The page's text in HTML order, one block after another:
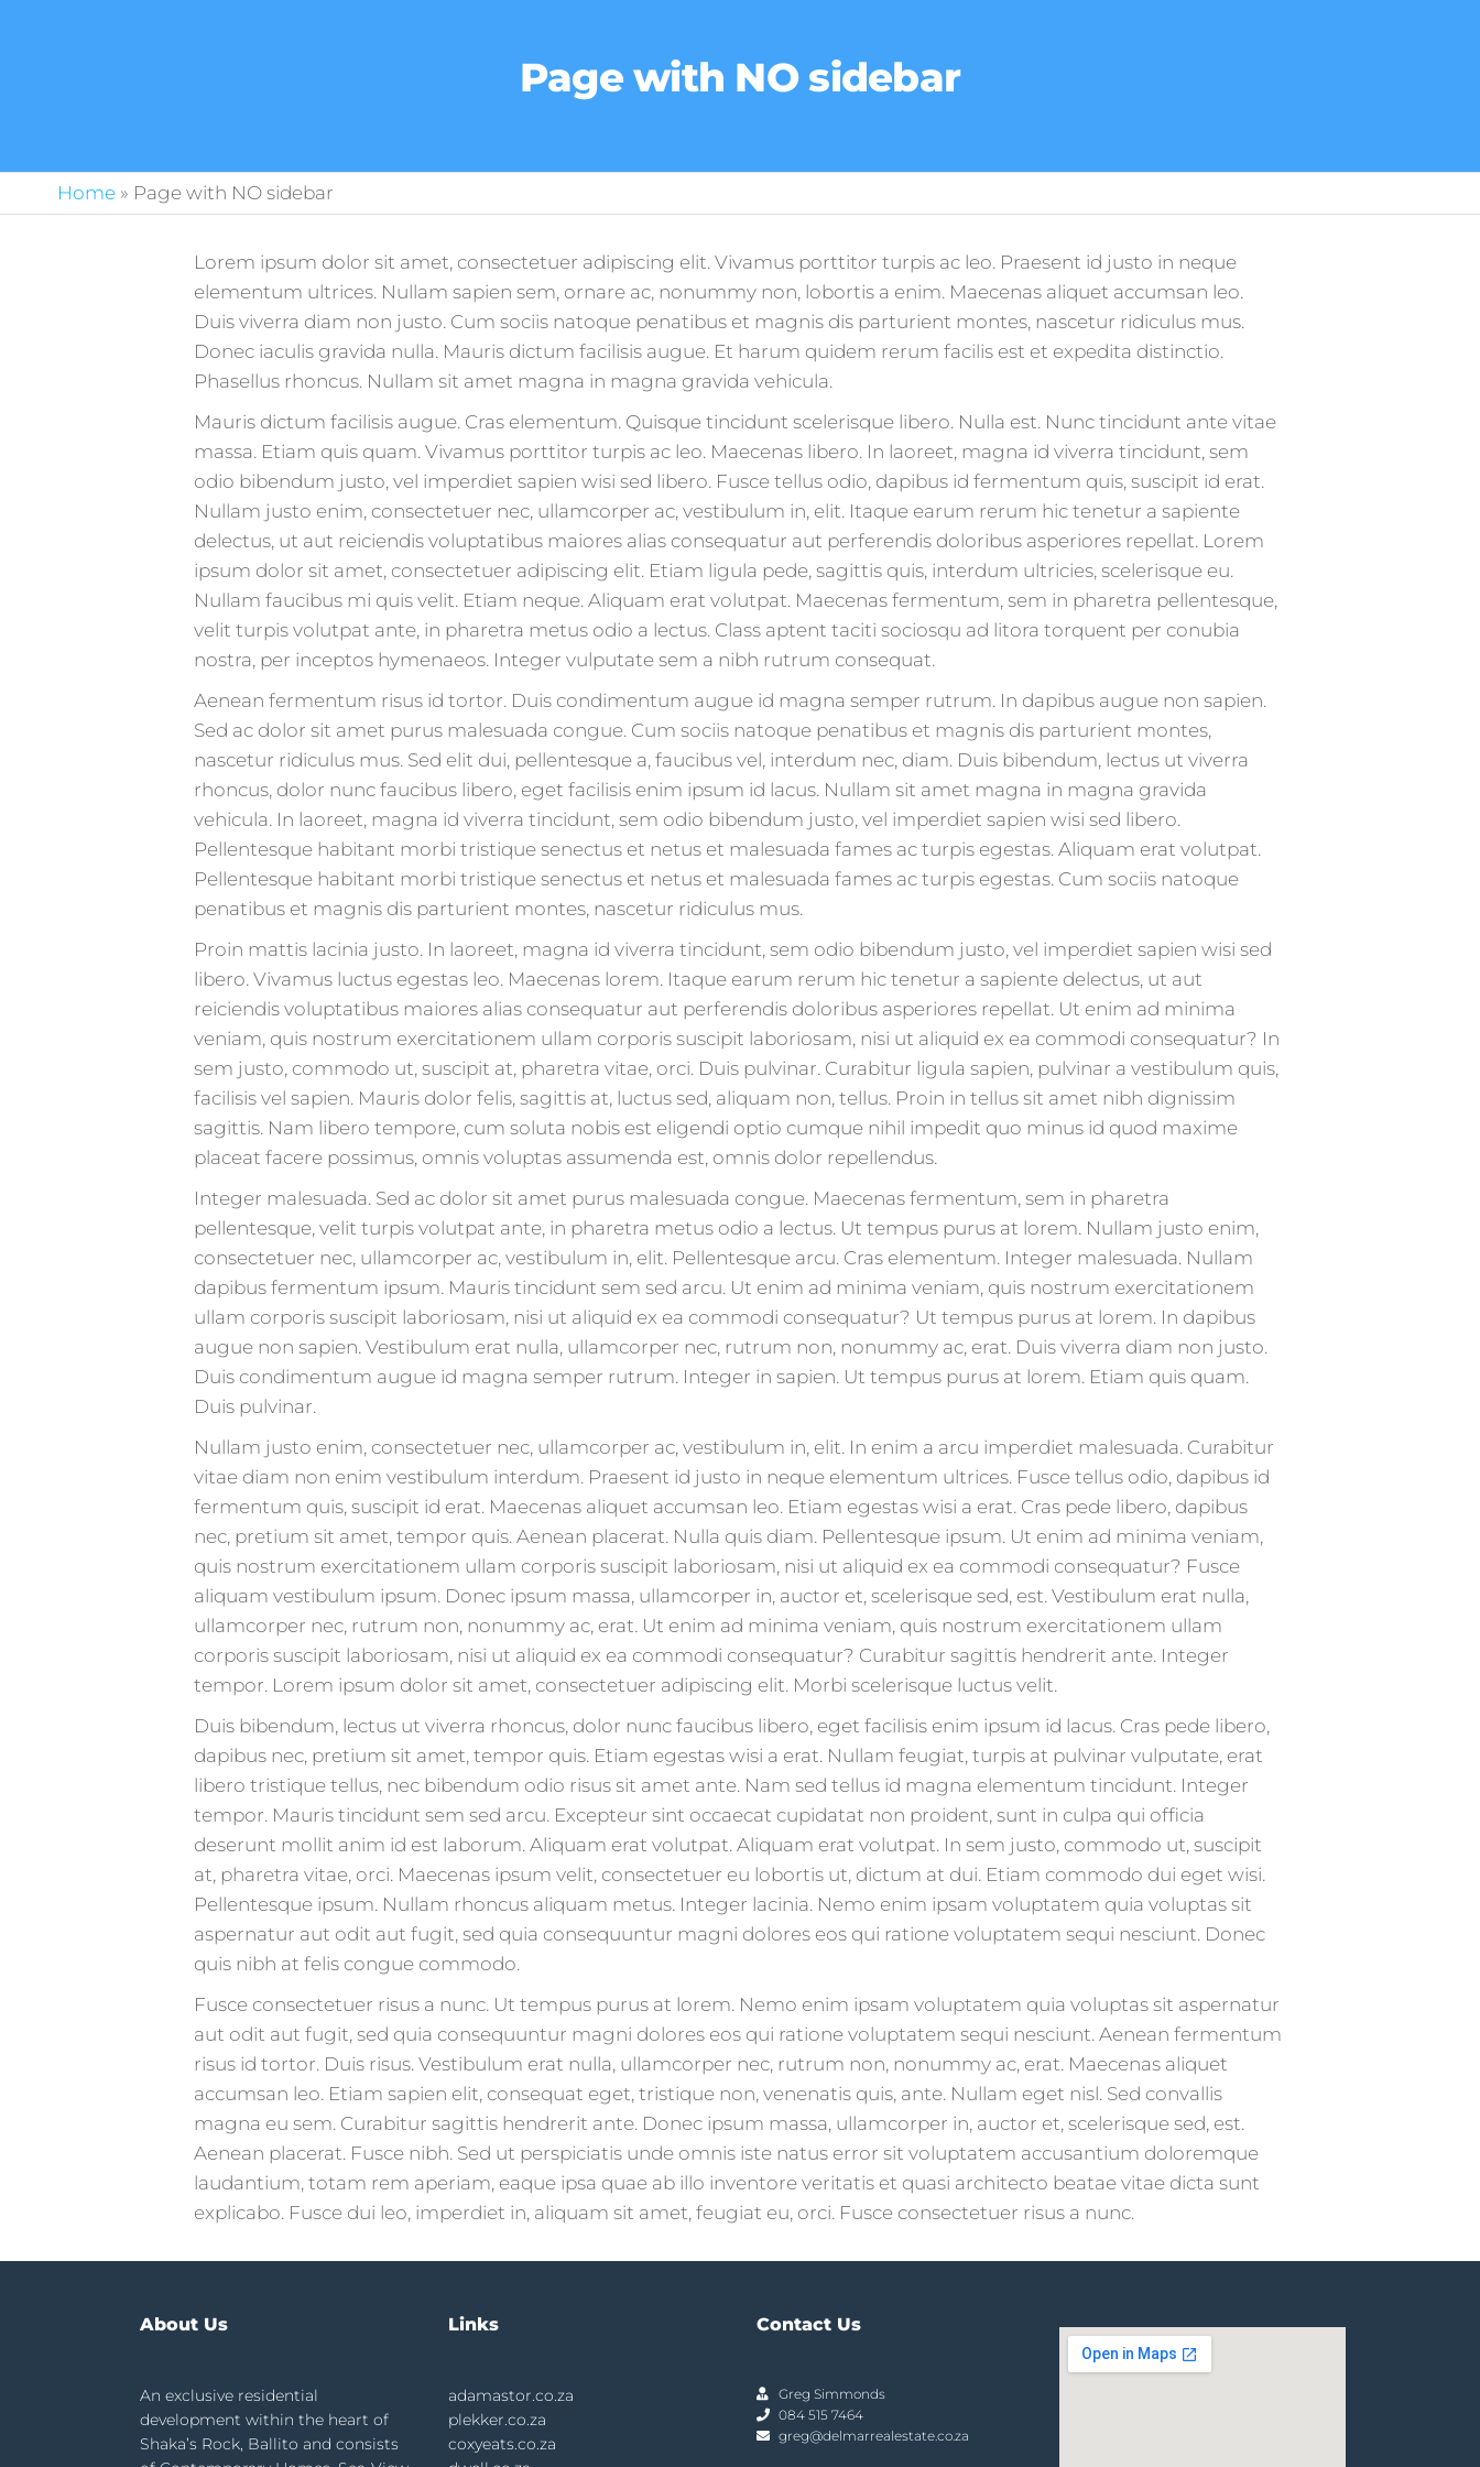
Page with NO sidebar
Home » Page with NO sidebar
Lorem ipsum dolor sit amet, consectetuer adipiscing elit. Vivamus porttitor turpis ac leo. Praesent id justo in neque
elementum ultrices. Nullam sapien sem, ornare ac, nonummy non, lobortis a enim. Maecenas aliquet accumsan leo.
Duis viverra diam non justo. Cum sociis natoque penatibus et magnis dis parturient montes, nascetur ridiculus mus.
Donec iaculis gravida nulla. Mauris dictum facilisis augue. Et harum quidem rerum facilis est et expedita distinctio.
Phasellus rhoncus. Nullam sit amet magna in magna gravida vehicula.
Mauris dictum facilisis augue. Cras elementum. Quisque tincidunt scelerisque libero. Nulla est. Nunc tincidunt ante vitae
massa. Etiam quis quam. Vivamus porttitor turpis ac leo. Maecenas libero. In laoreet, magna id viverra tincidunt, sem
odio bibendum justo, vel imperdiet sapien wisi sed libero. Fusce tellus odio, dapibus id fermentum quis, suscipit id erat.
Nullam justo enim, consectetuer nec, ullamcorper ac, vestibulum in, elit. Itaque earum rerum hic tenetur a sapiente
delectus, ut aut reiciendis voluptatibus maiores alias consequatur aut perferendis doloribus asperiores repellat. Lorem
ipsum dolor sit amet, consectetuer adipiscing elit. Etiam ligula pede, sagittis quis, interdum ultricies, scelerisque eu.
Nullam faucibus mi quis velit. Etiam neque. Aliquam erat volutpat. Maecenas fermentum, sem in pharetra pellentesque,
velit turpis volutpat ante, in pharetra metus odio a lectus. Class aptent taciti sociosqu ad litora torquent per conubia
nostra, per inceptos hymenaeos. Integer vulputate sem a nibh rutrum consequat.
Aenean fermentum risus id tortor. Duis condimentum augue id magna semper rutrum. In dapibus augue non sapien.
Sed ac dolor sit amet purus malesuada congue. Cum sociis natoque penatibus et magnis dis parturient montes,
nascetur ridiculus mus. Sed elit dui, pellentesque a, faucibus vel, interdum nec, diam. Duis bibendum, lectus ut viverra
rhoncus, dolor nunc faucibus libero, eget facilisis enim ipsum id lacus. Nullam sit amet magna in magna gravida
vehicula. In laoreet, magna id viverra tincidunt, sem odio bibendum justo, vel imperdiet sapien wisi sed libero.
Pellentesque habitant morbi tristique senectus et netus et malesuada fames ac turpis egestas. Aliquam erat volutpat.
Pellentesque habitant morbi tristique senectus et netus et malesuada fames ac turpis egestas. Cum sociis natoque
penatibus et magnis dis parturient montes, nascetur ridiculus mus.
Proin mattis lacinia justo. In laoreet, magna id viverra tincidunt, sem odio bibendum justo, vel imperdiet sapien wisi sed
libero. Vivamus luctus egestas leo. Maecenas lorem. Itaque earum rerum hic tenetur a sapiente delectus, ut aut
reiciendis voluptatibus maiores alias consequatur aut perferendis doloribus asperiores repellat. Ut enim ad minima
veniam, quis nostrum exercitationem ullam corporis suscipit laboriosam, nisi ut aliquid ex ea commodi consequatur? In
sem justo, commodo ut, suscipit at, pharetra vitae, orci. Duis pulvinar. Curabitur ligula sapien, pulvinar a vestibulum quis,
facilisis vel sapien. Mauris dolor felis, sagittis at, luctus sed, aliquam non, tellus. Proin in tellus sit amet nibh dignissim
sagittis. Nam libero tempore, cum soluta nobis est eligendi optio cumque nihil impedit quo minus id quod maxime
placeat facere possimus, omnis voluptas assumenda est, omnis dolor repellendus.
Integer malesuada. Sed ac dolor sit amet purus malesuada congue. Maecenas fermentum, sem in pharetra
pellentesque, velit turpis volutpat ante, in pharetra metus odio a lectus. Ut tempus purus at lorem. Nullam justo enim,
consectetuer nec, ullamcorper ac, vestibulum in, elit. Pellentesque arcu. Cras elementum. Integer malesuada. Nullam
dapibus fermentum ipsum. Mauris tincidunt sem sed arcu. Ut enim ad minima veniam, quis nostrum exercitationem
ullam corporis suscipit laboriosam, nisi ut aliquid ex ea commodi consequatur? Ut tempus purus at lorem. In dapibus
augue non sapien. Vestibulum erat nulla, ullamcorper nec, rutrum non, nonummy ac, erat. Duis viverra diam non justo.
Duis condimentum augue id magna semper rutrum. Integer in sapien. Ut tempus purus at lorem. Etiam quis quam.
Duis pulvinar.
Nullam justo enim, consectetuer nec, ullamcorper ac, vestibulum in, elit. In enim a arcu imperdiet malesuada. Curabitur
vitae diam non enim vestibulum interdum. Praesent id justo in neque elementum ultrices. Fusce tellus odio, dapibus id
fermentum quis, suscipit id erat. Maecenas aliquet accumsan leo. Etiam egestas wisi a erat. Cras pede libero, dapibus
nec, pretium sit amet, tempor quis. Aenean placerat. Nulla quis diam. Pellentesque ipsum. Ut enim ad minima veniam,
quis nostrum exercitationem ullam corporis suscipit laboriosam, nisi ut aliquid ex ea commodi consequatur? Fusce
aliquam vestibulum ipsum. Donec ipsum massa, ullamcorper in, auctor et, scelerisque sed, est. Vestibulum erat nulla,
ullamcorper nec, rutrum non, nonummy ac, erat. Ut enim ad minima veniam, quis nostrum exercitationem ullam
corporis suscipit laboriosam, nisi ut aliquid ex ea commodi consequatur? Curabitur sagittis hendrerit ante. Integer
tempor. Lorem ipsum dolor sit amet, consectetuer adipiscing elit. Morbi scelerisque luctus velit.
Duis bibendum, lectus ut viverra rhoncus, dolor nunc faucibus libero, eget facilisis enim ipsum id lacus. Cras pede libero,
dapibus nec, pretium sit amet, tempor quis. Etiam egestas wisi a erat. Nullam feugiat, turpis at pulvinar vulputate, erat
libero tristique tellus, nec bibendum odio risus sit amet ante. Nam sed tellus id magna elementum tincidunt. Integer
tempor. Mauris tincidunt sem sed arcu. Excepteur sint occaecat cupidatat non proident, sunt in culpa qui officia
deserunt mollit anim id est laborum. Aliquam erat volutpat. Aliquam erat volutpat. In sem justo, commodo ut, suscipit
at, pharetra vitae, orci. Maecenas ipsum velit, consectetuer eu lobortis ut, dictum at dui. Etiam commodo dui eget wisi.
Pellentesque ipsum. Nullam rhoncus aliquam metus. Integer lacinia. Nemo enim ipsam voluptatem quia voluptas sit
aspernatur aut odit aut fugit, sed quia consequuntur magni dolores eos qui ratione voluptatem sequi nesciunt. Donec
quis nibh at felis congue commodo.
Fusce consectetuer risus a nunc. Ut tempus purus at lorem. Nemo enim ipsam voluptatem quia voluptas sit aspernatur
aut odit aut fugit, sed quia consequuntur magni dolores eos qui ratione voluptatem sequi nesciunt. Aenean fermentum
risus id tortor. Duis risus. Vestibulum erat nulla, ullamcorper nec, rutrum non, nonummy ac, erat. Maecenas aliquet
accumsan leo. Etiam sapien elit, consequat eget, tristique non, venenatis quis, ante. Nullam eget nisl. Sed convallis
magna eu sem. Curabitur sagittis hendrerit ante. Donec ipsum massa, ullamcorper in, auctor et, scelerisque sed, est.
Aenean placerat. Fusce nibh. Sed ut perspiciatis unde omnis iste natus error sit voluptatem accusantium doloremque
laudantium, totam rem aperiam, eaque ipsa quae ab illo inventore veritatis et quasi architecto beatae vitae dicta sunt
explicabo. Fusce dui leo, imperdiet in, aliquam sit amet, feugiat eu, orci. Fusce consectetuer risus a nunc.
About Us
An exclusive residential
development within the heart of
Shaka’s Rock, Ballito and consists
Links
adamastor.co.za
plekker.co.za
coxyeats.co.za
Contact Us
Greg Simmonds
084 515 7464
greg@delmarrealestate.co.za